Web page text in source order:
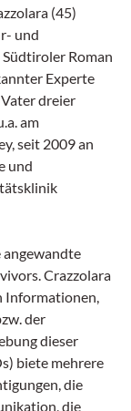
(45)
und
Roman
Experte
dreier
am
seit 2009 an
und
Crazzolara
Informationen,
der
dieser
biete mehrere
die
die